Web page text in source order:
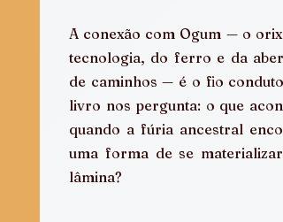
A conexão com Ogum — o
tecnologia, do ferro e da
de caminhos — é o fio
livro nos pergunta: o que
quando a fúria ancestral
uma forma de se materializar
lâmina?